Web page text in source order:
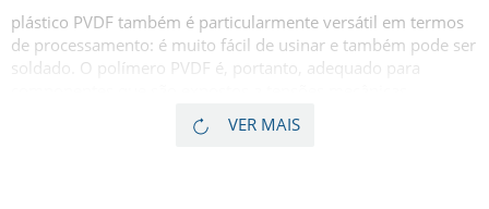
plástico PVDF também é particularmente versátil em termos
de processamento: é muito fácil de usinar e também pode ser
soldado. O polímero PVDF é, portanto, adequado para
constantes, mudanças de temperatura ou meios agressivos. A
combinação de desempenho técnico, processamento flexível
VER MAIS